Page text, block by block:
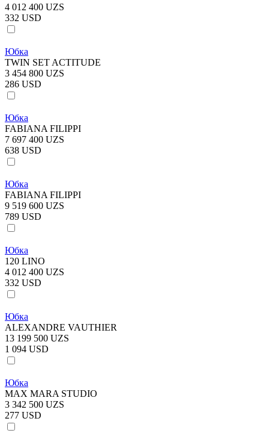
4 012 400 UZS
332 USD
Юбка
TWIN SET ACTITUDE
3 454 800 UZS
286 USD
Юбка
FABIANA FILIPPI
7 697 400 UZS
638 USD
Юбка
FABIANA FILIPPI
9 519 600 UZS
789 USD
Юбка
120 LINO
4 012 400 UZS
332 USD
Юбка
ALEXANDRE VAUTHIER
13 199 500 UZS
1 094 USD
Юбка
MAX MARA STUDIO
3 342 500 UZS
277 USD